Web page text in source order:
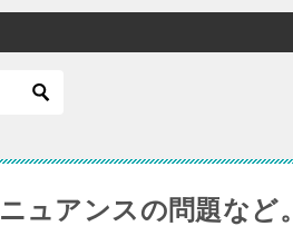
ュアンスの問題など。